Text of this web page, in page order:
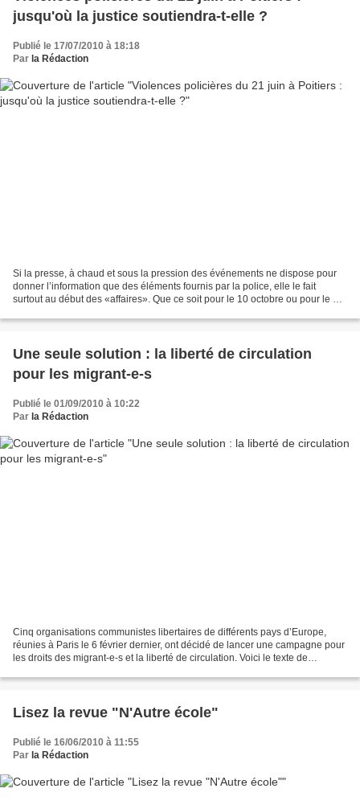
jusqu'où la justice soutiendra-t-elle ?
Publié le 17/07/2010 à 18:18
Par la Rédaction
Si la presse, à chaud et sous la pression des événements ne dispose pour
donner l’information que des éléments fournis par la police, elle le fait
surtout au début des «affaires». Que ce soit pour le 10 octobre ou pour le 21
Une seule solution : la liberté de circulation
pour les migrant-e-s
Publié le 01/09/2010 à 10:22
Par la Rédaction
Cinq organisations communistes libertaires de différents pays d’Europe,
réunies à Paris le 6 février dernier, ont décidé de lancer une campagne pour
les droits des migrant-e-s et la liberté de circulation. Voici le texte de
Lisez la revue "N'Autre école"
Publié le 16/06/2010 à 11:55
Par la Rédaction